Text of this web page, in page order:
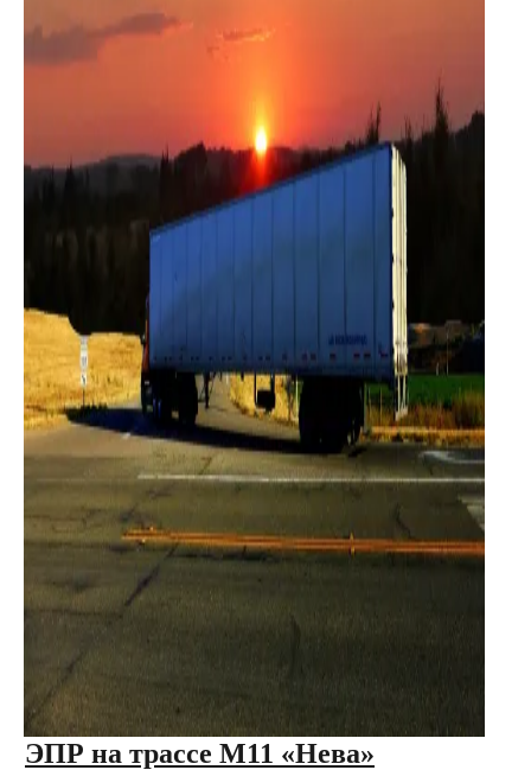
ЭПР на трассе М11 «Нева»